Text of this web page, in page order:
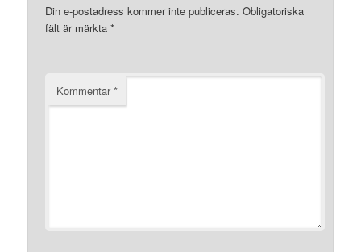
Din e-postadress kommer inte publiceras. Obligatoriska
fält är märkta*
Kommentar*